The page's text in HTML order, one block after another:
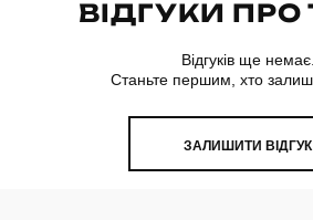
ВІДГУКИ ПРО
Відгуків ще немає.
Станьте першим, хто
ЗАЛИШИТИ ВІДГУК